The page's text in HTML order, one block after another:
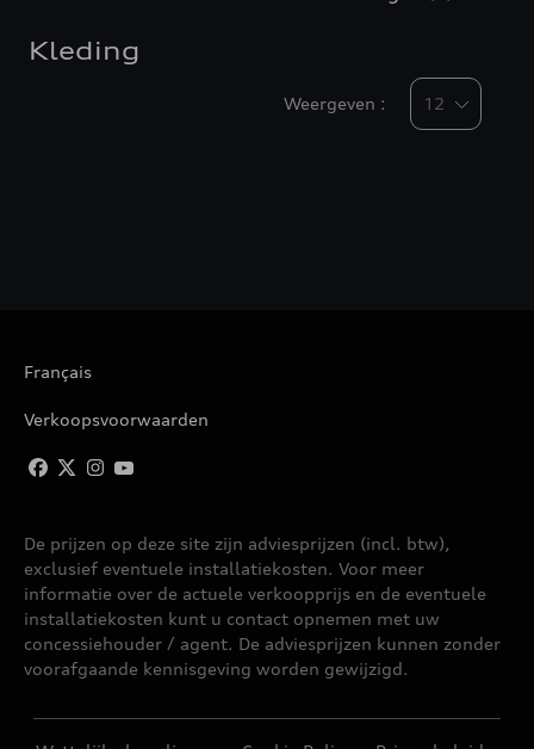
Kleding
Weergeven :
Français
Verkoopsvoorwaarden
De prijzen op deze site zijn adviesprijzen (incl. btw),
exclusief eventuele installatiekosten. Voor meer
informatie over de actuele verkoopprijs en de eventuele
installatiekosten kunt u contact opnemen met uw
concessiehouder / agent. De adviesprijzen kunnen zonder
voorafgaande kennisgeving worden gewijzigd.